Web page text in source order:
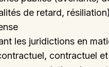
de retard,
les juridictions en
contractuel